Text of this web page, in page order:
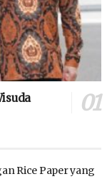
Rice Paper yang